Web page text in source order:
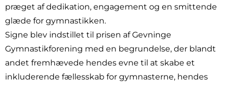
præget af dedikation, engagement og en smittende
glæde for gymnastikken.
Signe blev indstillet til prisen af Gevninge
Gymnastikforening med en begrundelse, der blandt
andet fremhævede hendes evne til at skabe et
inkluderende fællesskab for gymnasterne, hendes